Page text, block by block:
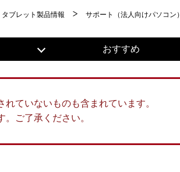
ブレット製品情報 サポート（法人向けパソコン）
おすすめ
ていないものも含まれています。
ご了承ください。